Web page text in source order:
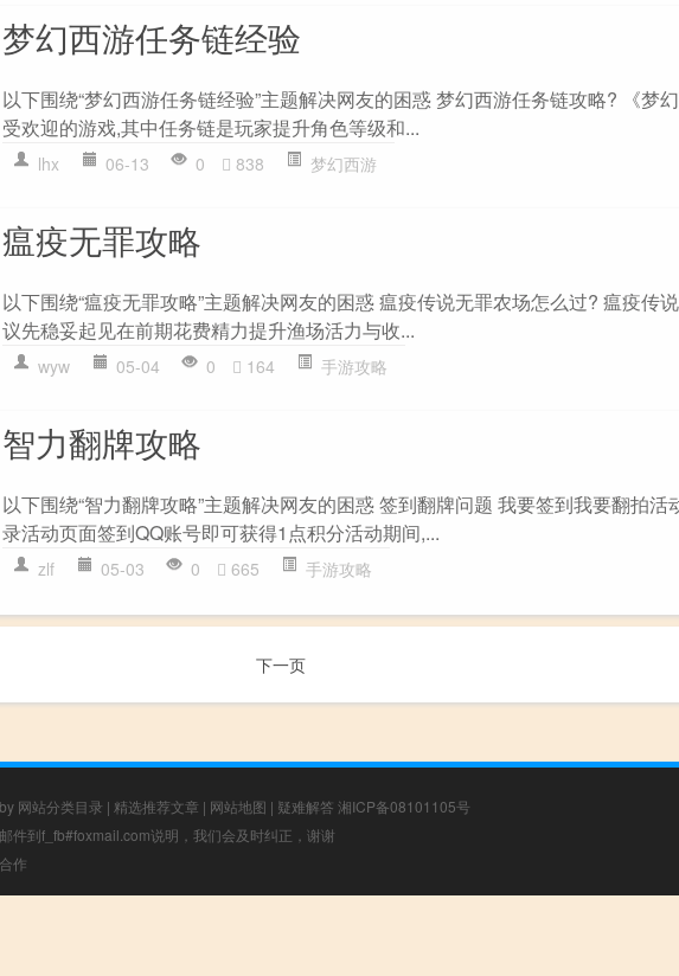
梦幻西游任务链经验
以下围绕“梦幻西游任务链经验”主题解决网友的困惑 梦幻西游任务链攻略? 《梦
受欢迎的游戏,其中任务链是玩家提升角色等级和...
lhx 06-13 0 838 梦幻西游
瘟疫无罪攻略
以下围绕“瘟疫无罪攻略”主题解决网友的困惑 瘟疫传说无罪农场怎么过? 瘟疫传
议先稳妥起见在前期花费精力提升渔场活力与收...
wyw 05-04 0 164 手游攻略
智力翻牌攻略
以下围绕“智力翻牌攻略”主题解决网友的困惑 签到翻牌问题 我要签到我要翻拍活
录活动页面签到QQ账号即可获得1点积分活动期间,...
zlf 05-03 0 665 手游攻略
下一页
网站分类目录 | 精选推荐文章 | 网站地图 | 疑难解答 湘ICP备08101105号
件到f_fb#foxmail.com说明，我们会及时纠正，谢谢
作